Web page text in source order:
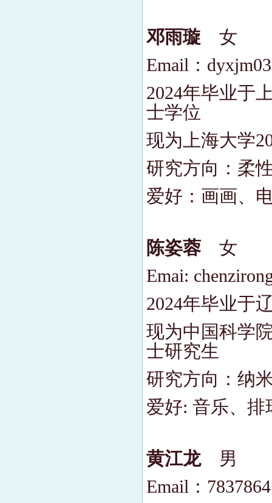
邓雨璇 女
Email：
2024年毕业于
士学位
现为上海大学
研究方向：柔
爱好：画画、
陈姿蓉 女
Emai:
2024年毕业于
现为中国科学
士研究生
研究方向：纳
爱好: 音乐、排
黄江龙 男
Email：